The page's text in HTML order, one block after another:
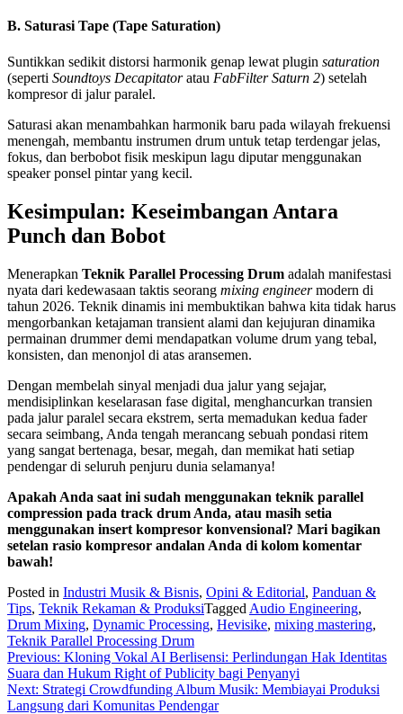
B. Saturasi Tape (Tape Saturation)
Suntikkan sedikit distorsi harmonik genap lewat plugin saturation
(seperti Soundtoys Decapitatoratau FabFilter Saturn 2) setelah
kompresor di jalur paralel.
Saturasi akan menambahkan harmonik baru pada wilayah frekuensi
menengah, membantu instrumen drum untuk tetap terdengar jelas,
fokus, dan berbobot fisik meskipun lagu diputar menggunakan
speaker ponsel pintar yang kecil.
Kesimpulan: Keseimbangan Antara
Punch dan Bobot
Menerapkan Teknik Parallel Processing Drum adalah manifestasi
nyata dari kedewasaan taktis seorang mixing engineermodern di
tahun 2026. Teknik dinamis ini membuktikan bahwa kita tidak harus
mengorbankan ketajaman transient alami dan kejujuran dinamika
permainan drummer demi mendapatkan volume drum yang tebal,
konsisten, dan menonjol di atas aransemen.
Dengan membelah sinyal menjadi dua jalur yang sejajar,
mendisiplinkan keselarasan fase digital, menghancurkan transien
pada jalur paralel secara ekstrem, serta memadukan kedua fader
secara seimbang, Anda tengah merancang sebuah pondasi ritem
yang sangat bertenaga, besar, megah, dan memikat hati setiap
pendengar di seluruh penjuru dunia selamanya!
Apakah Anda saat ini sudah menggunakan teknik parallel
compression pada track drum Anda, atau masih setia
menggunakan insert kompresor konvensional? Mari bagikan
setelan rasio kompresor andalan Anda di kolom komentar
bawah!
Posted in Industri Musik & Bisnis, Opini & Editorial, Panduan &
Tips, Teknik Rekaman & ProduksiTagged Audio Engineering,
Drum Mixing, Dynamic Processing, Hevisike, mixing mastering,
Teknik Parallel Processing Drum
Navigasi
pos
Previous: Kloning Vokal AI Berlisensi: Perlindungan Hak Identitas
Suara dan Hukum Right of Publicity bagi Penyanyi
Next: Strategi Crowdfunding Album Musik: Membiayai Produksi
Langsung dari Komunitas Pendengar